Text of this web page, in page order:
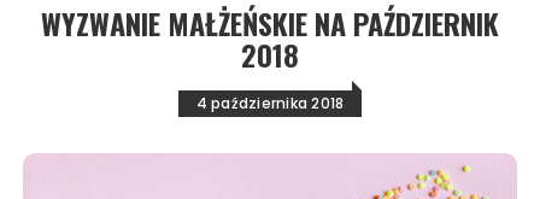
WYZWANIE MAŁŻEŃSKIE NA PAŹDZIERNIK
2018
4 października 2018